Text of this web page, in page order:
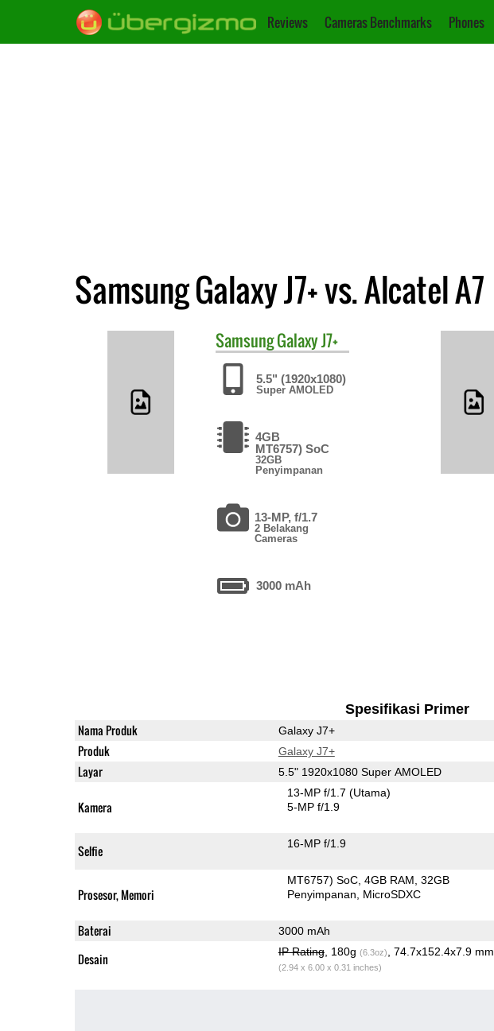
Reviews Cameras Benchmarks Phones
Samsung Galaxy J7+ vs. Alcatel A7
SamsungGalaxy J7+
5.5" (1920x1080)
Super AMOLED
4GB
MT6757) SoC
32GB
Penyimpanan
13-MP, f/1.7
2 Belakang
Cameras
3000 mAh
Spesifikasi Primer
Nama Produk Galaxy J7+
Produk Galaxy J7+
Layar 5.5" 1920x1080 Super AMOLED
Kamera
13-MP f/1.7(Utama)
5-MP f/1.9
Selfie 16-MP f/1.9
Prosesor, Memori
MT6757) SoC 4GB RAM 32GB
Penyimpanan
MicroSDXC
Baterai 3000 mAh
Desain IP Rating, 180g (6.3oz) , 74.7x152.4x7.9 mm
(2.94 x 6.00 x 0.31 inches)